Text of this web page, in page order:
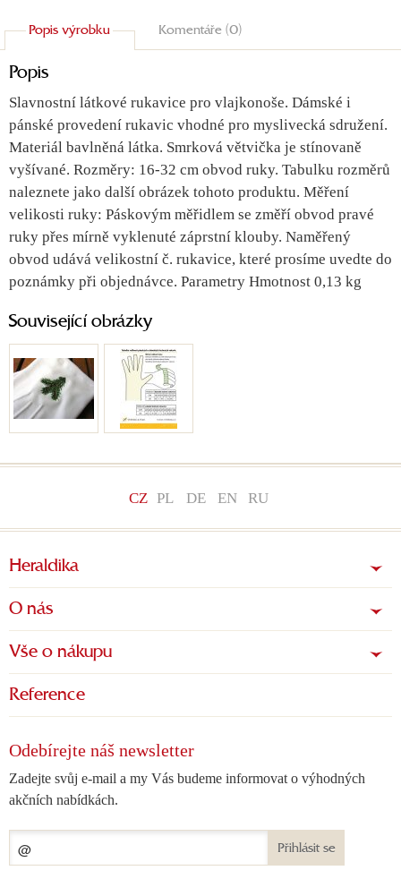
Popis výrobku Komentáře (0)
Popis
Slavnostní látkové rukavice pro vlajkonoše. Dámské i
pánské provedení rukavic vhodné pro myslivecká sdružení.
Materiál bavlněná látka. Smrková větvička je stínovaně
vyšívané. Rozměry: 16-32 cm obvod ruky. Tabulku rozměrů
naleznete jako další obrázek tohoto produktu. Měření
velikosti ruky: Páskovým měřidlem se změří obvod pravé
ruky přes mírně vyklenuté záprstní klouby. Naměřený
obvod udává velikostní č. rukavice, které prosíme uvedte do
poznámky při objednávce. Parametry Hmotnost 0,13 kg
Související obrázky
CZ PL DE EN RU
Heraldika
O nás
Vše o nákupu
Reference
Odebírejte náš newsletter
Zadejte svůj e-mail a my Vás budeme informovat o výhodných
akčních nabídkách.
Přihlásit se